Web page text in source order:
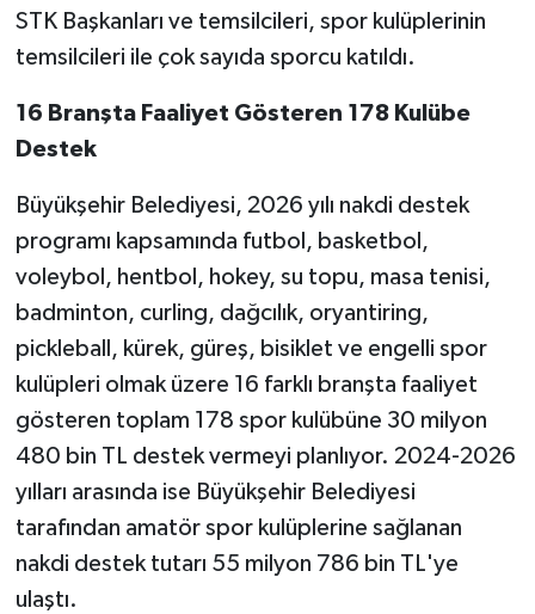
STK Başkanları ve temsilcileri, spor kulüplerinin
temsilcileri ile çok sayıda sporcu katıldı.
16 Branşta Faaliyet Gösteren 178 Kulübe
Destek
Büyükşehir Belediyesi, 2026 yılı nakdi destek
programı kapsamında futbol, basketbol,
voleybol, hentbol, hokey, su topu, masa tenisi,
badminton, curling, dağcılık, oryantiring,
pickleball, kürek, güreş, bisiklet ve engelli spor
kulüpleri olmak üzere 16 farklı branşta faaliyet
gösteren toplam 178 spor kulübüne 30 milyon
480 bin TL destek vermeyi planlıyor. 2024-2026
yılları arasında ise Büyükşehir Belediyesi
tarafından amatör spor kulüplerine sağlanan
nakdi destek tutarı 55 milyon 786 bin TL'ye
ulaştı.